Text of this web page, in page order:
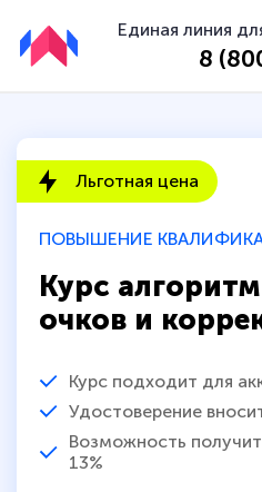
Единая линия
8
ПОВЫШЕНИЕ
Курс
очков и
Курс подходит для
Удостоверение
Возможность
13%
Льготная цена